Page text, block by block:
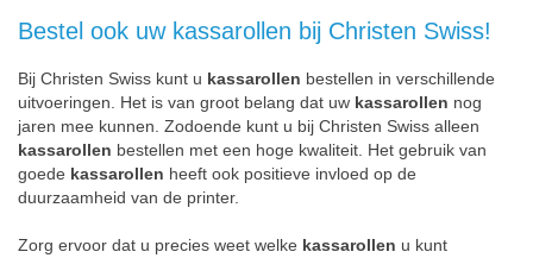
Bestel ook uw kassarollen bij Christen Swiss!
Bij Christen Swiss kunt u kassarollen bestellen in verschillende
uitvoeringen. Het is van groot belang dat uw kassarollen nog
jaren mee kunnen. Zodoende kunt u bij Christen Swiss alleen
kassarollen bestellen met een hoge kwaliteit. Het gebruik van
goede kassarollen heeft ook positieve invloed op de
duurzaamheid van de printer.
Zorg ervoor dat u precies weet welke kassarollen u kunt